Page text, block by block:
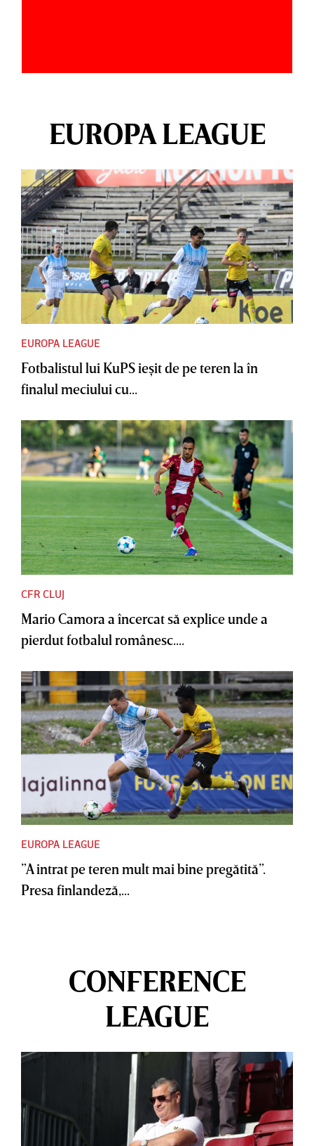
EUROPA LEAGUE
EUROPA LEAGUE
Fotbalistul lui KuPS ieşit de pe teren la în
finalul meciului cu...
CFR CLUJ
Mario Camora a încercat să explice unde a
pierdut fotbalul românesc....
EUROPA LEAGUE
”A intrat pe teren mult mai bine pregătită”.
Presa finlandeză,...
CONFERENCE
LEAGUE